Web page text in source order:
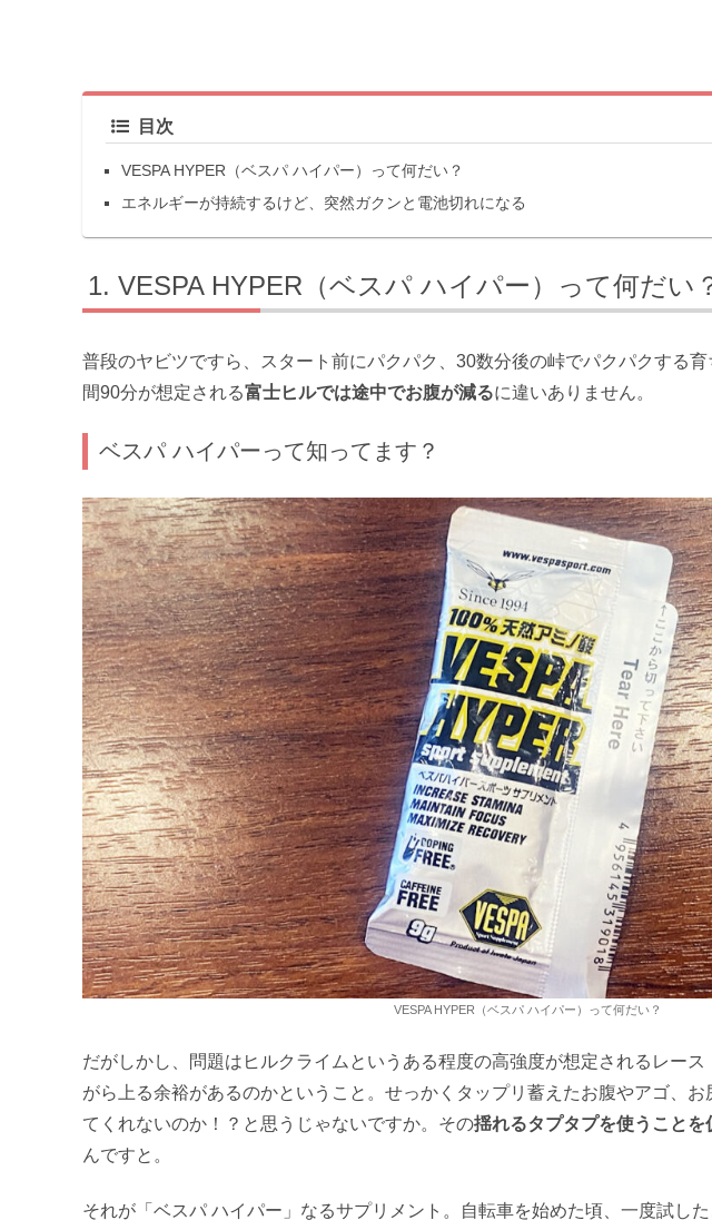
目次
VESPA HYPER（ベスパ ハイパー）って何だい？
エネルギーが持続するけど、突然ガクンと電池切れになる
VESPA HYPER（ベスパ ハイパー）って何だい
普段のヤビツですら、スタート前にパクパク、30数分後の峠でパクパクする
間90分が想定される富士ヒルでは途中でお腹が減るに違いありません。
ベスパ ハイパーって知ってます？
VESPA HYPER（ベスパ ハイパー）って何だい？
だがしかし、問題はヒルクライムというある程度の高強度が想定されるレー
がら上る余裕があるのかということ。せっかくタップリ蓄えたお腹やアゴ、
てくれないのか！？と思うじゃないですか。その揺れるタプタプを使うこと
んですと。
それが「ベスパ ハイパー」なるサプリメント。自転車を始めた頃、一度試し